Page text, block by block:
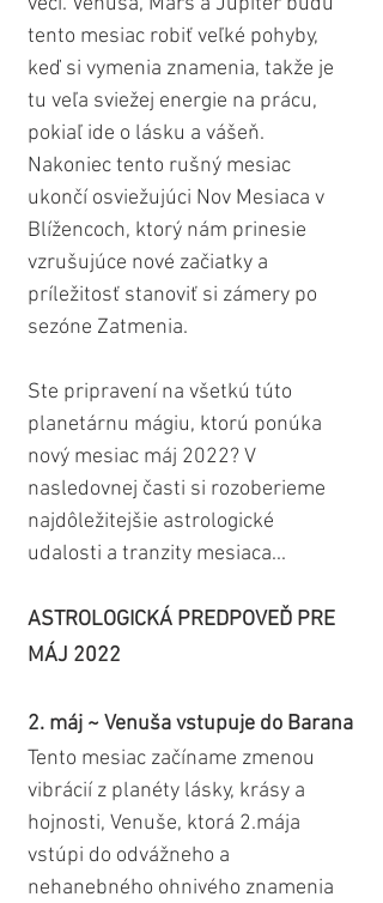
tento mesiac robiť veľké pohyby,
keď si vymenia znamenia, takže je
tu veľa sviežej energie na prácu,
pokiaľ ide o lásku a vášeň.
Nakoniec tento rušný mesiac
ukončí osviežujúci Nov Mesiaca v
Blížencoch, ktorý nám prinesie
vzrušujúce nové začiatky a
príležitosť stanoviť si zámery po
sezóne Zatmenia.
Ste pripravení na všetkú túto
planetárnu mágiu, ktorú ponúka
nový mesiac máj 2022? V
nasledovnej časti si rozoberieme
najdôležitejšie astrologické
udalosti a tranzity mesiaca...
ASTROLOGICKÁ PREDPOVEĎ PRE
MÁJ 2022
2. máj ~ Venuša vstupuje do Barana
Tento mesiac začíname zmenou
vibrácií z planéty lásky, krásy a
hojnosti, Venuše, ktorá 2.mája
vstúpi do odvážneho a
nehanebného ohnivého znamenia